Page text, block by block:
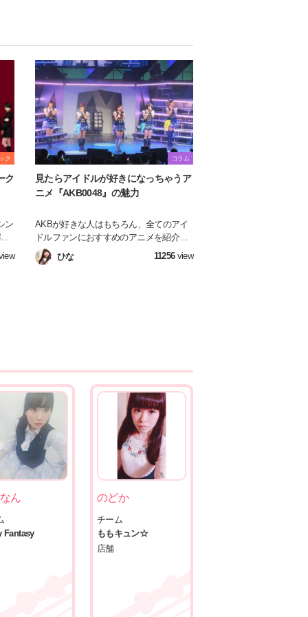
ク
ク
ン
コラム
見たらアイドルが好きになっちゃうア
ニメ『AKB0048』の魅力
AKBが好きな人はもちろん、全てのアイ
ドルファンにおすすめのアニメを紹介し
たいと思います！
ひな 11256view
ん
Fantasy
のどか
チーム
ももキュン☆
店舗